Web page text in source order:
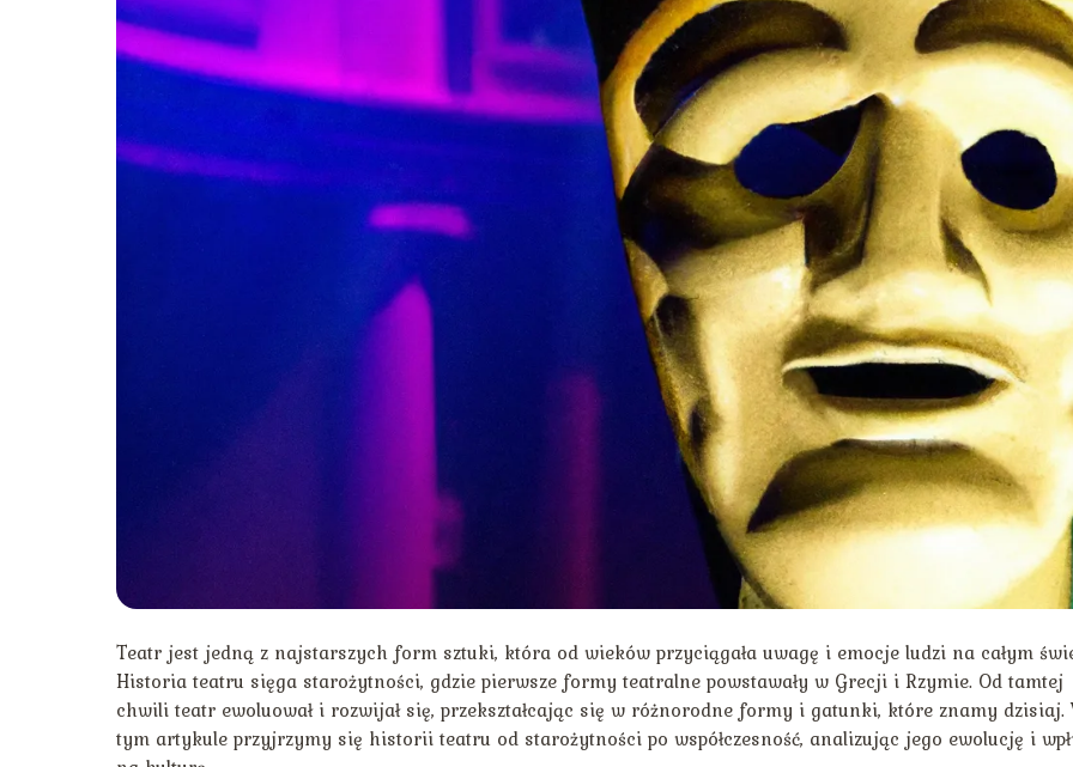
Teatr jest jedną z najstarszych form sztuki, która od wieków przyciągała uwagę i emocje ludzi na całym
Historia teatru sięga starożytności, gdzie pierwsze formy teatralne powstawały w Grecji i Rzymie. Od tamtej
chwili teatr ewoluował i rozwijał się, przekształcając się w różnorodne formy i gatunki, które znamy dzisiaj.
tym artykule przyjrzymy się historii teatru od starożytności po współczesność, analizując jego ewolucję i